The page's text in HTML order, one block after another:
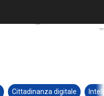
Cittadinanza digitale